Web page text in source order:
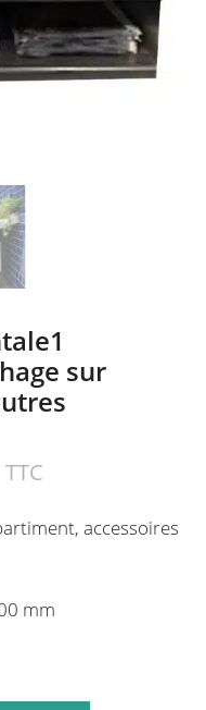
sur
TTC
accessoires
mm